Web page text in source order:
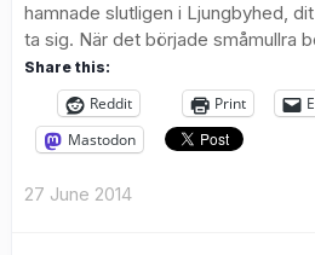
hamnade slutligen i Ljungbyhed,
ta sig. När det började småmullra
Share this:
Reddit Print
Mastodon
27 June 2014